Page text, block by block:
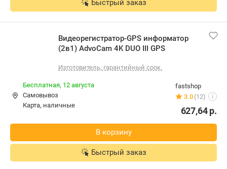
Быстрый заказ
Видеорегистратор-GPS информатор
(2в1) AdvoCam 4K DUO III GPS
Изготовитель, гарантийный срок.
fastshop
3.0 (12) i
Бесплатная, 12 августа
Самовывоз
карта, наличные
627,64р.
В корзину
Быстрый заказ